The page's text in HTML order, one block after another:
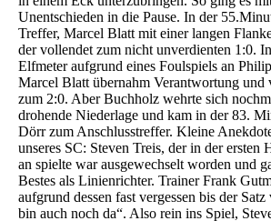
Unentschieden in die Pause. In der
Treffer, Marcel Blatt mit einer langen
der vollendet zum nicht unverdienten 1:0.
Elfmeter aufgrund eines Foulspiels an
Marcel Blatt übernahm Verantwortung und
zum 2:0. Aber Buchholz wehrte sich
drohende Niederlage und kam in der 83.
Dörr zum Anschlusstreffer. Kleine
unseres SC: Steven Treis, der in der ersten
an spielte war ausgewechselt worden und
Bestes als Linienrichter. Trainer Frank
aufgrund dessen fast vergessen bis der
bin auch noch da“. Also rein ins Spiel,